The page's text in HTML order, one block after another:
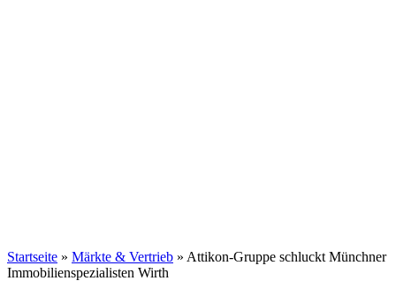
Startseite » Märkte & Vertrieb » Attikon-Gruppe schluckt Münchner
Immobilienspezialisten Wirth